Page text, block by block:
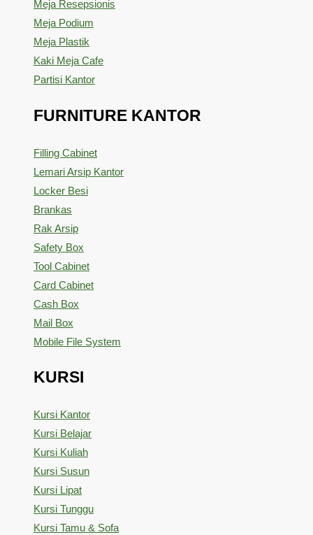
Meja Resepsionis
Meja Podium
Meja Plastik
Kaki Meja Cafe
Partisi Kantor
FURNITURE KANTOR
Filling Cabinet
Lemari Arsip Kantor
Locker Besi
Brankas
Rak Arsip
Safety Box
Tool Cabinet
Card Cabinet
Cash Box
Mail Box
Mobile File System
KURSI
Kursi Kantor
Kursi Belajar
Kursi Kuliah
Kursi Susun
Kursi Lipat
Kursi Tunggu
Kursi Tamu & Sofa